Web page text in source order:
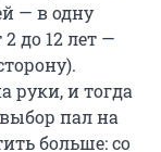
— в одну
2 до 12 лет —
руки, и тогда
пал на
больше: со